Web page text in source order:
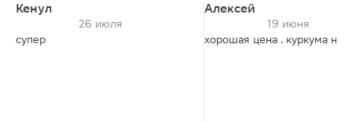
Кенул
26 июля
супер
Алексей
19 июня
хорошая цена . куркума